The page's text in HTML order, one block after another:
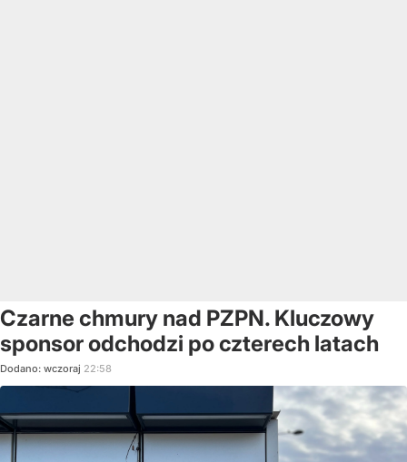
Czarne chmury nad PZPN. Kluczowy
sponsor odchodzi po czterech latach
Dodano: wczoraj 22:58